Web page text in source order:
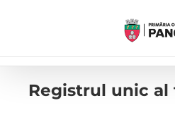
Registrul unic